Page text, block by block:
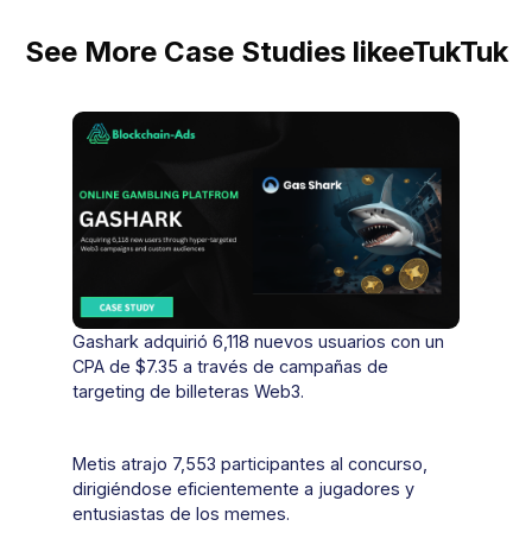
See More Case Studies likeeTukTuk
Gashark adquirió 6,118 nuevos usuarios con un
CPA de $7.35 a través de campañas de
targeting de billeteras Web3.
Metis atrajo 7,553 participantes al concurso,
dirigiéndose eficientemente a jugadores y
entusiastas de los memes.